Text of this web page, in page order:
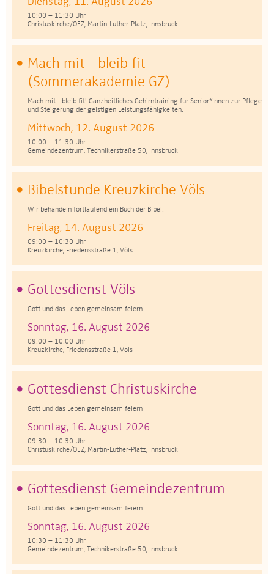
10:00 – 11:30 Uhr
Christuskirche/OEZ, Martin-Luther-Platz, Innsbruck
Mach mit - bleib fit
(Sommerakademie GZ)
Mach mit - bleib fit! Ganzheitliches Gehirntraining für Senior*innen zur Pflege
und Steigerung der geistigen Leistungsfähigkeiten.
Mittwoch, 12. August 2026
10:00 – 11:30 Uhr
Gemeindezentrum, Technikerstraße 50, Innsbruck
Bibelstunde Kreuzkirche Völs
Wir behandeln fortlaufend ein Buch der Bibel.
Freitag, 14. August 2026
09:00 – 10:30 Uhr
Kreuzkirche, Friedensstraße 1, Völs
Gottesdienst Völs
Gott und das Leben gemeinsam feiern
Sonntag, 16. August 2026
09:00 – 10:00 Uhr
Kreuzkirche, Friedensstraße 1, Völs
Gottesdienst Christuskirche
Gott und das Leben gemeinsam feiern
Sonntag, 16. August 2026
09:30 – 10:30 Uhr
Christuskirche/OEZ, Martin-Luther-Platz, Innsbruck
Gottesdienst Gemeindezentrum
Gott und das Leben gemeinsam feiern
Sonntag, 16. August 2026
10:30 – 11:30 Uhr
Gemeindezentrum, Technikerstraße 50, Innsbruck